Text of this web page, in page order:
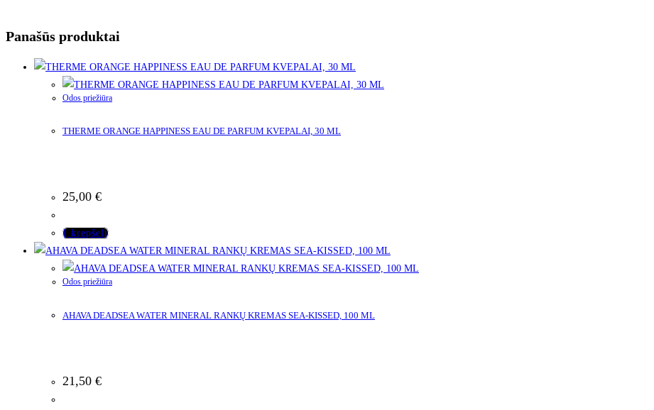
Panašūs produktai
Odos priežiūra
THERME ORANGE HAPPINESS EAU DE PARFUM KVEPALAI, 30 ML
25,00 €
Į krepšelį
Odos priežiūra
AHAVA DEADSEA WATER MINERAL RANKŲ KREMAS SEA-KISSED, 100 ML
21,50 €